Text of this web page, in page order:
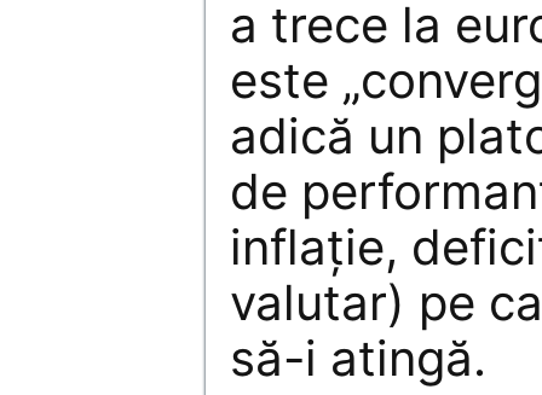
a trece la
este
adică un
de
inflație,
valutar) pe
să-i atingă.